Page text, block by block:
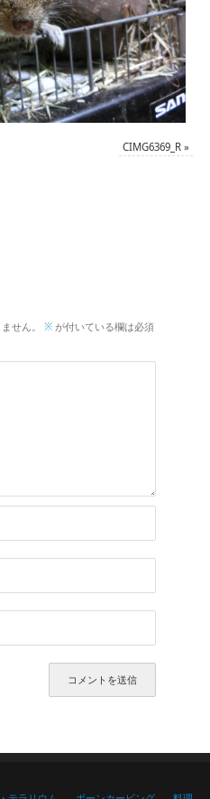
CIMG6369_R »
せん。 ※が付いている欄は必須